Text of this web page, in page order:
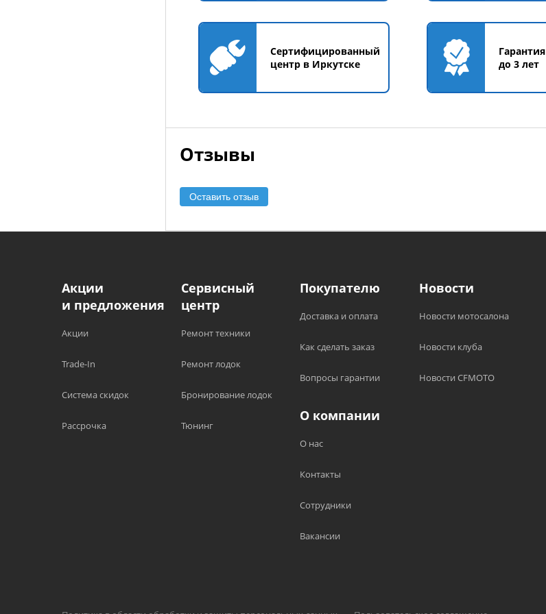
Сертифицированный
центр в Иркутске
Гарантия
до 3 лет
Отзывы
Оставить отзыв
Акции
и предложения
Акции
Trade-In
Система скидок
Рассрочка
Сервисный
центр
Ремонт техники
Ремонт лодок
Бронирование лодок
Тюнинг
Покупателю
Доставка и оплата
Как сделать заказ
Вопросы гарантии
Новости
Новости мотосалона
Новости клуба
Новости CFMOTO
О компании
О нас
Контакты
Сотрудники
Вакансии